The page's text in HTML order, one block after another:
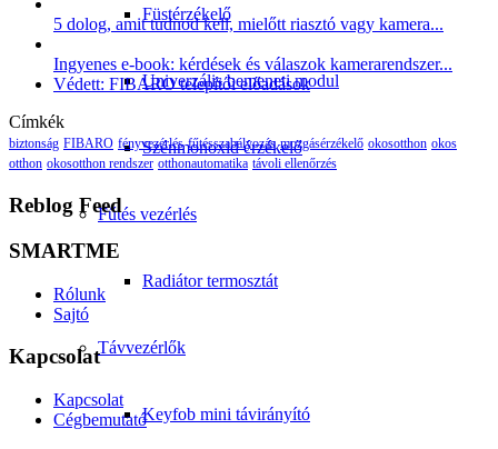
Füstérzékelő
Univerzális bemeneti modul
Szénmonoxid érzékelő
Fűtés vezérlés
Radiátor termosztát
Távvezérlők
Keyfob mini távirányító
5 dolog, amit tudnod kell, mielőtt riasztó vagy kamera...
Ingyenes e-book: kérdések és válaszok kamerarendszer...
Védett: FIBARO telepítői előadások
Címkék
biztonság FIBARO fényvezérlés fűtésszabályozás mozgásérzékelő okosotthon okos
otthon okosotthon rendszer otthonautomatika távoli ellenőrzés
Reblog Feed
SMARTME
Rólunk
Sajtó
Kapcsolat
Kapcsolat
Cégbemutató